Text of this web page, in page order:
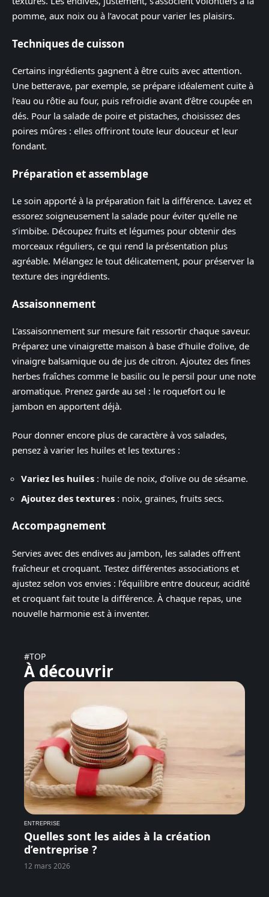
pomme, aux noix ou à l’avocat pour varier les plaisirs.
Techniques de cuisson
Certains ingrédients gagnent à être cuits avec attention.
Une betterave, par exemple, se prépare idéalement cuite à
l’eau ou rôtie au four, puis refroidie avant d’être coupée en
dés. Pour la salade de poire et pistaches, choisissez des
poires mûres : elles offriront toute leur douceur et leur
fondant.
Préparation et assemblage
Le soin apporté à la préparation fait la différence. Lavez et
essorez soigneusement la salade pour éviter qu’elle ne
s’imbibe. Découpez fruits et légumes pour obtenir des
morceaux réguliers, ce qui rend la présentation plus
agréable. Mélangez le tout délicatement, pour préserver la
texture des ingrédients.
Assaisonnement
L’assaisonnement sur mesure fait ressortir chaque saveur.
Préparez une vinaigrette maison à base d’huile d’olive, de
vinaigre balsamique ou de jus de citron. Ajoutez des fines
herbes fraîches comme le basilic ou le persil pour une note
aromatique. Prenez garde au sel : le roquefort ou le
jambon en apportent déjà.
Pour donner encore plus de caractère à vos salades,
pensez à varier les huiles et les textures :
Variez les huiles : huile de noix, d’olive ou de sésame.
Ajoutez des textures : noix, graines, fruits secs.
Accompagnement
Servies avec des endives au jambon, les salades offrent
fraîcheur et croquant. Testez différentes associations et
ajustez selon vos envies : l’équilibre entre douceur, acidité
et croquant fait toute la différence. À chaque repas, une
nouvelle harmonie est à inventer.
#TOP
À découvrir
ENTREPRISE
Quelles sont les aides à la création
d’entreprise ?
12 mars 2026